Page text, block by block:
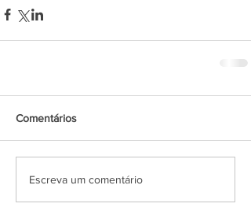
Comentários
Escreva um comentário